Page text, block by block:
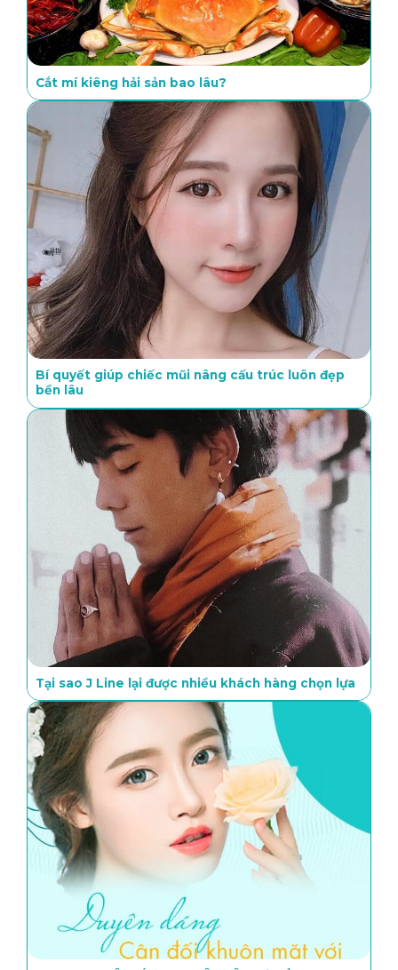
Cắt mí kiêng hải sản bao lâu?
Bí quyết giúp chiếc mũi nâng cấu trúc luôn đẹp
bền lâu
Tại sao J Line lại được nhiều khách hàng chọn lựa